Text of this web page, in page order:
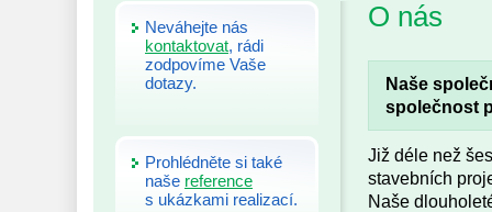
Neváhejte nás
kontaktovat, rádi
zodpovíme Vaše
dotazy.
Prohlédněte si také
naše reference
s ukázkami realizací.
O nás
Naše
společnost
Již déle než
stavebních
Naše